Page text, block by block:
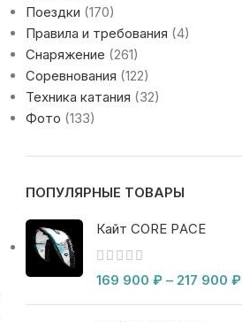
Поездки (170)
Правила и требования (4)
Снаряжение (261)
Соревнования (122)
Техника катания (32)
Фото (133)
ПОПУЛЯРНЫЕ ТОВАРЫ
Кайт CORE PACE
169 900 ₽ – 217 900 ₽